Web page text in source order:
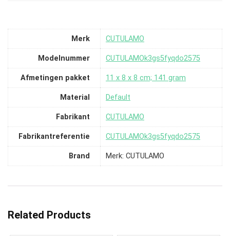
Merk ‎CUTULAMO
Modelnummer ‎CUTULAMOk3gs5fyqdo2575
Afmetingen pakket ‎11 x 8 x 8 cm; 141 gram
Material ‎Default
Fabrikant ‎CUTULAMO
Fabrikantreferentie ‎CUTULAMOk3gs5fyqdo2575
Brand Merk: CUTULAMO
Related Products